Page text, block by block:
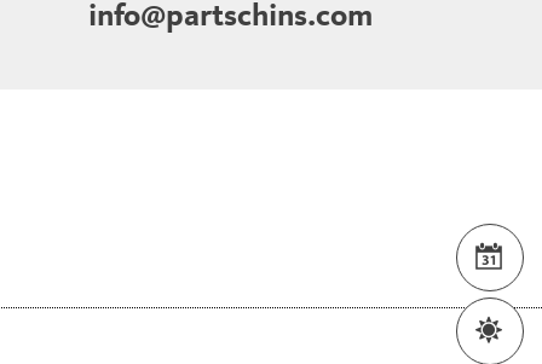
info@partschins.com